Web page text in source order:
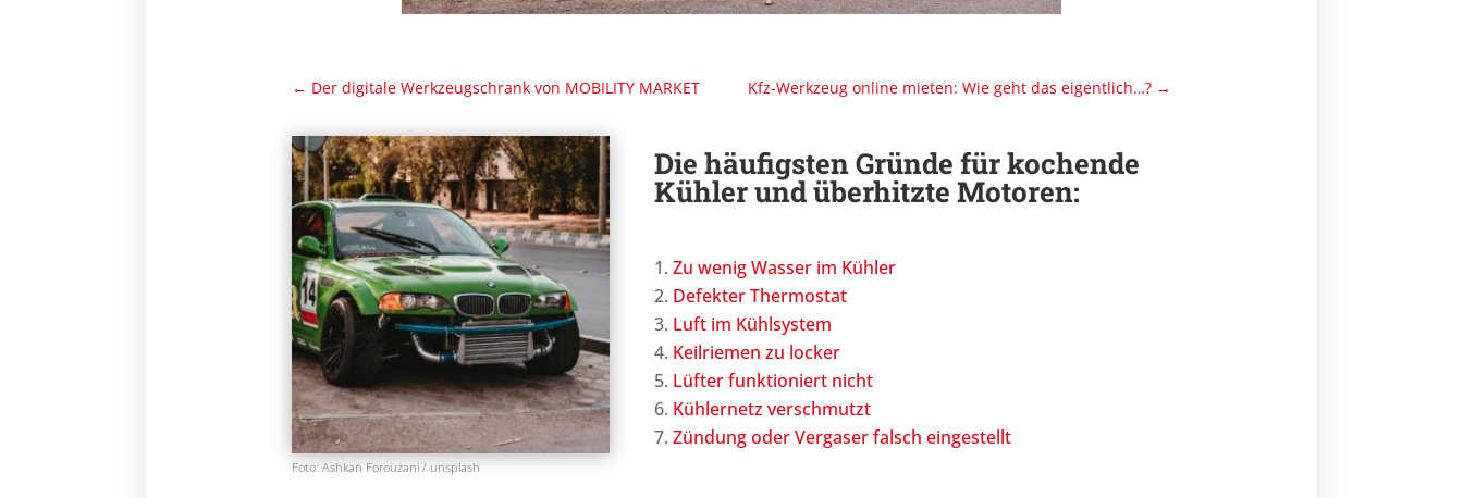
← Der digitale Werkzeug­schrank von MOBILITY MARKET Kfz-Werkzeug online mieten: Wie geht das eigentlich…? →
Foto: Ashkan Forouzani / unsplash
Die häufigsten Gründe für kochende
Kühler und überhitzte Motoren:
Zu wenig Wasser im Kühler
Defekter Thermostat
Luft im Kühlsystem
Keilriemen zu locker
Lüfter funktioniert nicht
Kühlernetz verschmutzt
Zündung oder Vergaser falsch eingestellt